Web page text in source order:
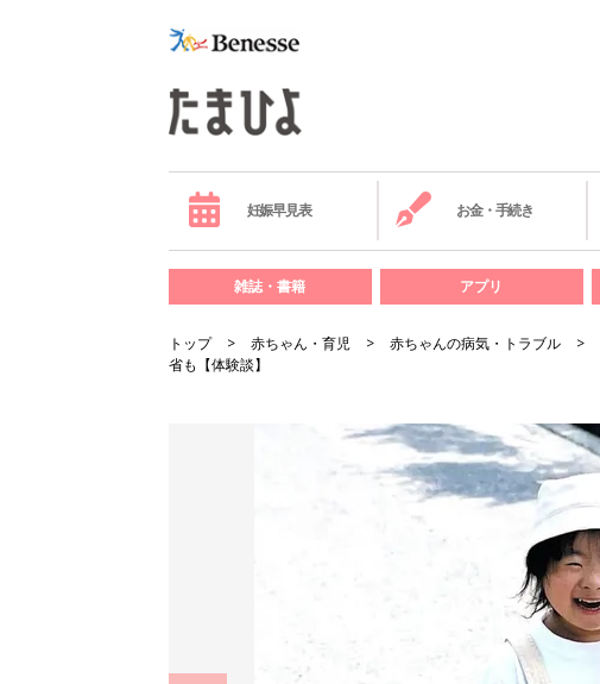
妊娠早見表 お金・手続き
雑誌・書籍 アプリ
トップ 赤ちゃん・育児 赤ちゃんの病気・トラブル
省も【体験談】